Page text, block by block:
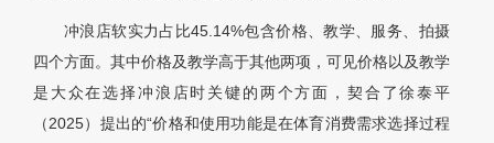
冲浪店软实力占比45.14%包含价格、教学、服务、拍摄
四个方面。其中价格及教学高于其他两项，可见价格以及教学
是大众在选择冲浪店时关键的两个方面，契合了徐泰平
（2025）提出的“价格和使用功能是在体育消费需求选择过程